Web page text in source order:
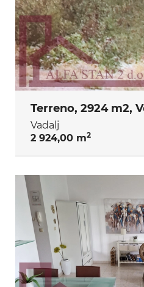
Terreno, 2924 m2,
Vadalj
2 924,00 m2